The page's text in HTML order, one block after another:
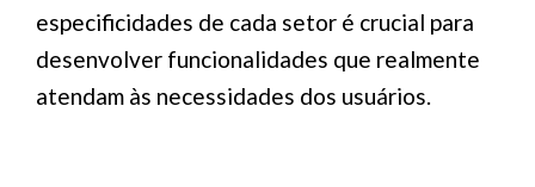
especificidades de cada setor é crucial para
desenvolver funcionalidades que realmente
atendam às necessidades dos usuários.